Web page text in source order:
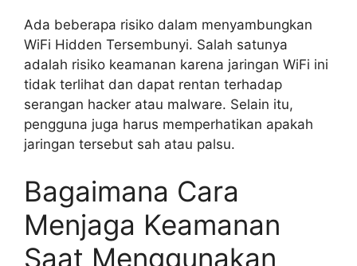
Ada beberapa risiko dalam menyambungkan
WiFi Hidden Tersembunyi. Salah satunya
adalah risiko keamanan karena jaringan WiFi ini
tidak terlihat dan dapat rentan terhadap
serangan hacker atau malware. Selain itu,
pengguna juga harus memperhatikan apakah
jaringan tersebut sah atau palsu.
Bagaimana Cara
Menjaga Keamanan
Saat Menggunakan